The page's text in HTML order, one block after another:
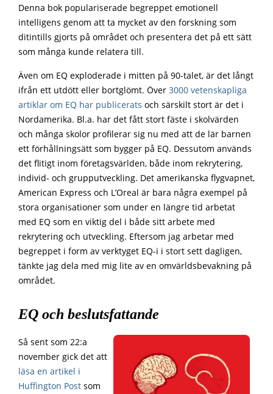
Denna bok populariserade begreppet emotionell
intelligens genom att ta mycket av den forskning som
ditintills gjorts på området och presentera det på ett sätt
som många kunde relatera till.
Även om EQ exploderade i mitten på 90-talet, är det långt
ifrån ett utdött eller bortglömt. Över 3000 vetenskapliga
artiklar om EQ har publicerats och särskilt stort är det i
Nordamerika. Bl.a. har det fått stort fäste i skolvärden
och många skolor profilerar sig nu med att de lär barnen
ett förhållningsätt som bygger på EQ. Dessutom används
det flitigt inom företagsvärlden, både inom rekrytering,
individ- och grupputveckling. Det amerikanska flygvapnet,
American Express och L’Oreal är bara några exempel på
stora organisationer som under en längre tid arbetat
med EQ som en viktig del i både sitt arbete med
rekrytering och utveckling. Eftersom jag arbetar med
begreppet i form av verktyget EQ-i i stort sett dagligen,
tänkte jag dela med mig lite av en omvärldsbevakning på
området.
EQ och beslutsfattande
Så sent som 22:a
november gick det att
läsa en artikel i
Huffington Post som